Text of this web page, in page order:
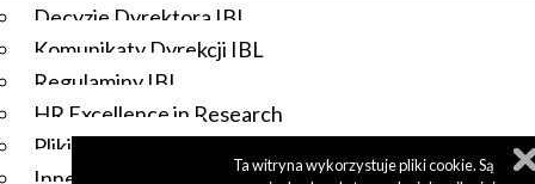
Decyzje Dyrektora IBL
Komunikaty Dyrekcji IBL
Regulaminy IBL
HR Excellence in Research
Pliki do pobrania
Inne akty wewnętrzne IBL
Ta witryna wykorzystuje pliki cookie. Są